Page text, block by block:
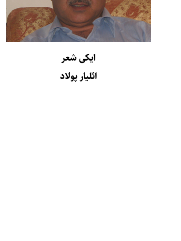
ایکی شعر
ائلیار پولاد